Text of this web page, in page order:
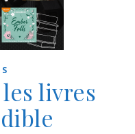
livres